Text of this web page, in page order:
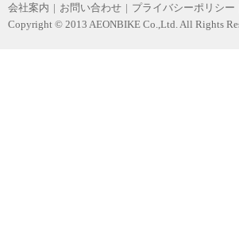
会社案内 | お問い合わせ | プライバシーポリシー
Copyright © 2013 AEONBIKE Co.,Ltd. All Rights